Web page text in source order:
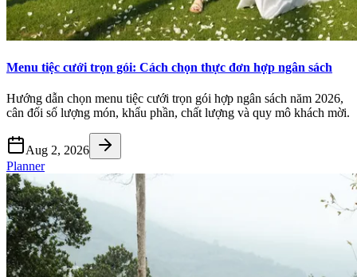
Menu tiệc cưới trọn gói: Cách chọn thực đơn hợp ngân sách
Hướng dẫn chọn menu tiệc cưới trọn gói hợp ngân sách năm 2026,
cân đối số lượng món, khẩu phần, chất lượng và quy mô khách mời.
Aug 2, 2026
Planner